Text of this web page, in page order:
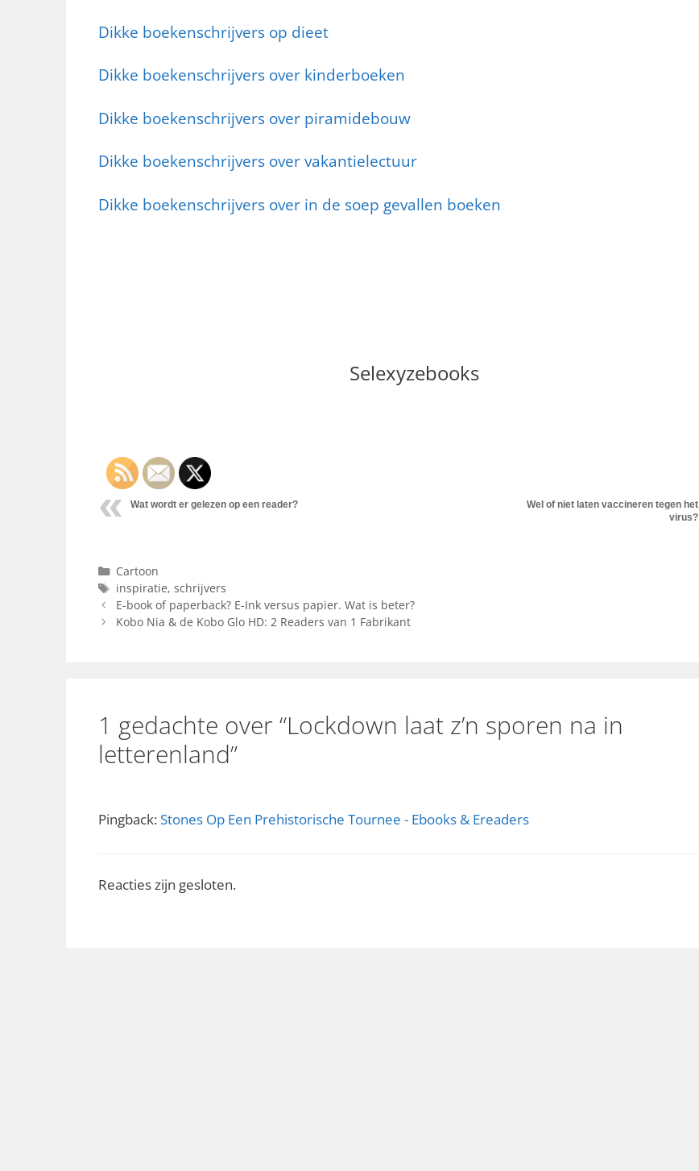
Dikke boekenschrijvers op dieet
Dikke boekenschrijvers over kinderboeken
Dikke boekenschrijvers over piramidebouw
Dikke boekenschrijvers over vakantielectuur
Dikke boekenschrijvers over in de soep gevallen boeken
Selexyzebooks
Wat wordt er gelezen op een reader?
Wel of niet laten vaccineren tegen het
virus?
Categorieën
Cartoon
Tags
inspiratie, schrijvers
E-book of paperback? E-Ink versus papier. Wat is beter?
Kobo Nia & de Kobo Glo HD: 2 Readers van 1 Fabrikant
1 gedachte over “Lockdown laat z’n sporen na in
letterenland”
Pingback:Stones Op Een Prehistorische Tournee - Ebooks & Ereaders
Reacties zijn gesloten.